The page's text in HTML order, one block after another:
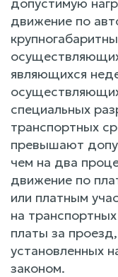
движение по
являющихся
специальных
транспортных
превышают
чем на два
движение по
или платным
на
платы за
установленных
законом.